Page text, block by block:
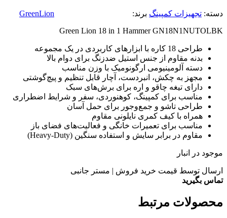
دسته: تجهیزات کمپینگ برند:
GreenLion
Green Lion 18 in 1 Hammer GN18N1NUTOLBK
طراحی 18 کاره با ابزارهای کاربردی در یک مجموعه
بدنه مقاوم از جنس استیل ضدزنگ برای دوام بالا
دسته آلومینیومی ارگونومیک با وزن مناسب
مجهز به چکش، انبردست، آچار قابل تنظیم و پیچ‌گوشتی
دارای تیغه چاقو و اره برای برش‌های سبک
مناسب برای کمپینگ، کوهنوردی، سفر و شرایط اضطراری
طراحی تاشو و جمع‌وجور برای حمل آسان
همراه با کیف کمری نایلونی مقاوم
مناسب برای تعمیرات خانگی و فعالیت‌های فضای باز
مقاوم در برابر سایش و استفاده سنگین (Heavy-Duty)
موجود در انبار
ارسال توسط قیمت خرید فروش | مستر جانبی
تماس بگیرید
محصولات مرتبط